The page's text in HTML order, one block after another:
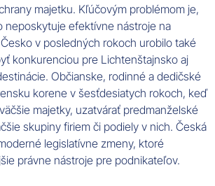
majetku. Kľúčovým problémom je,
neposkytuje efektívne nástroje na
v posledných rokoch urobilo také
konkurenciou pre Lichtenštajnsko aj
Občianske, rodinné a dedičské
korene v šesťdesiatych rokoch, keď
majetky, uzatvárať predmanželské
skupiny firiem či podiely v nich. Česká
legislatívne zmeny, ktoré
právne nástroje pre podnikateľov.